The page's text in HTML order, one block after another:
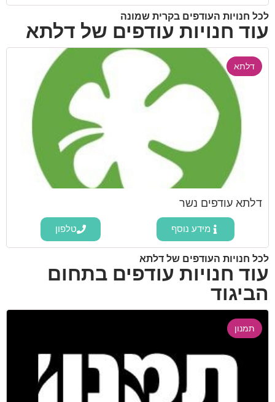
לכל חנויות העודפים בקרית שמונה
עוד חנויות עודפים של דלתא
דלתא
דלתא עודפים נשר
מידע נוסף טלפון
לכל חנויות העודפים של דלתא
עוד חנויות עודפים בתחום
הביגוד
תמנון